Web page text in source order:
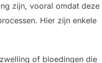
zijn, vooral omdat deze
Hier zijn enkele
of bloedingen die